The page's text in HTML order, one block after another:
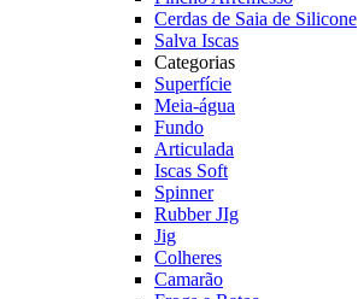
Cerdas de Saia de Silicone
Salva Iscas
Categorias
Superfície
Meia-água
Fundo
Articulada
Iscas Soft
Spinner
Rubber JIg
Jig
Colheres
Camarão